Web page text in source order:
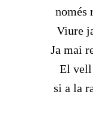
només
Viure
Ja mai
El vell
si a la